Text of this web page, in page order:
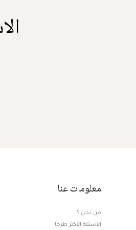
معلومات عنا
من نحن ؟
الأسئلة الأكثر طرحا